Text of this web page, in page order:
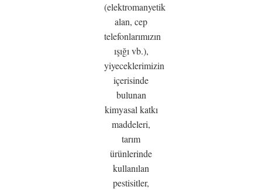
(elektromanyetik
alan, cep
telefonlarımızın
ışığı vb.),
yiyeceklerimizin
içerisinde
bulunan
kimyasal katkı
maddeleri,
tarım
ürünlerinde
kullanılan
pestisitler,